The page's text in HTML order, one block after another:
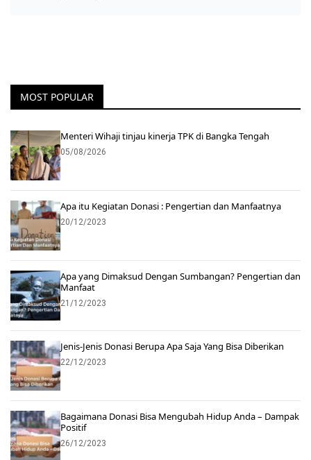
MOST POPULAR
Menteri Wihaji tinjau kinerja TPK di Bangka Tengah
05/08/2026
Apa itu Kegiatan Donasi : Pengertian dan Manfaatnya
20/12/2023
Apa yang Dimaksud Dengan Sumbangan? Pengertian dan
Manfaat
21/12/2023
Jenis-Jenis Donasi Berupa Apa Saja Yang Bisa Diberikan
22/12/2023
Bagaimana Donasi Bisa Mengubah Hidup Anda – Dampak
Positif
26/12/2023